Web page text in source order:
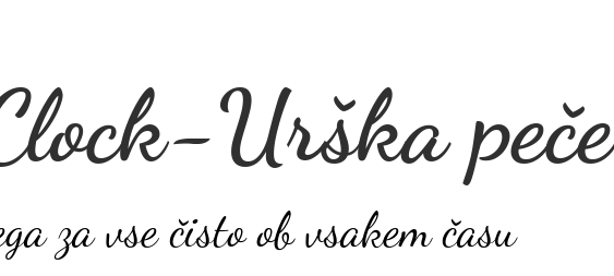
Urška peče
za vse čisto ob vsakem času